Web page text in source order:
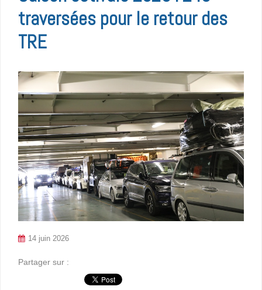
traversées pour le retour des
TRE
14 juin 2026
Partager sur :